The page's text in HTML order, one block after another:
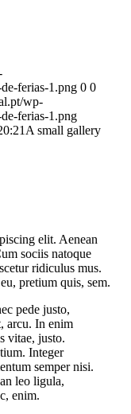
ferias-1.png 0 0
wp-
ferias-1.png
A small gallery
elit. Aenean
sociis natoque
ridiculus mus.
pretium quis, sem.
pede justo,
arcu. In enim
vitae, justo.
Integer
semper nisi.
leo ligula,
enim.